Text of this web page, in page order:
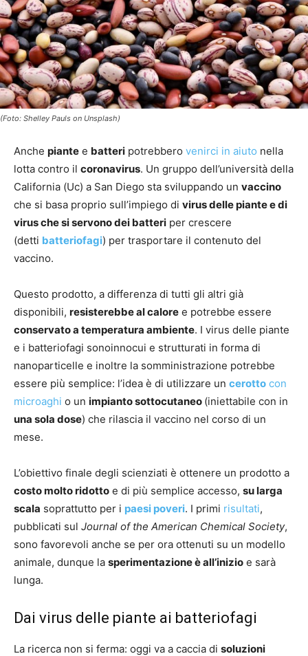
(Foto: Shelley Pauls on Unsplash)
Anche piante e batteri potrebbero venirci in aiuto nella
lotta contro il coronavirus. Un gruppo dell’università della
California (Uc) a San Diego sta sviluppando un vaccino
che si basa proprio sull’impiego di virus delle piante e di
virus che si servono dei batteri per crescere
(detti batteriofagi) per trasportare il contenuto del
vaccino.
Questo prodotto, a differenza di tutti gli altri già
disponibili, resisterebbe al calore e potrebbe essere
conservato a temperatura ambiente. I virus delle piante
e i batteriofagi sonoinnocui e strutturati in forma di
nanoparticelle e inoltre la somministrazione potrebbe
essere più semplice: l’idea è di utilizzare un cerotto con
microaghi o un impianto sottocutaneo (iniettabile con in
una sola dose) che rilascia il vaccino nel corso di un
mese.
L’obiettivo finale degli scienziati è ottenere un prodotto a
costo molto ridotto e di più semplice accesso, su larga
scala soprattutto per i paesi poveri. I primi risultati,
pubblicati sul Journal of the American Chemical Society,
sono favorevoli anche se per ora ottenuti su un modello
animale, dunque la sperimentazione è all’inizio e sarà
lunga.
Dai virus delle piante ai batteriofagi
La ricerca non si ferma: oggi va a caccia di soluzioni